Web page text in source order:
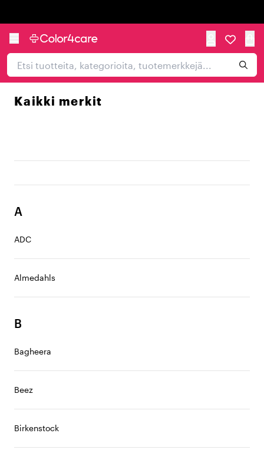
Kaikki merkit
A
ADC
Almedahls
B
Bagheera
Beez
Birkenstock